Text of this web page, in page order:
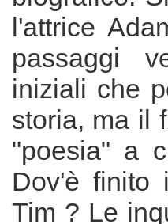
l'attrice
passaggi
iniziali che
storia, ma il
"poesia" a
Dov'è finito
Tim ? Le